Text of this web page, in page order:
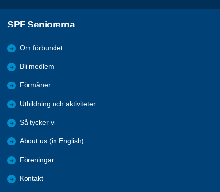
SPF Seniorerna
Om förbundet
Bli medlem
Förmåner
Utbildning och aktiviteter
Så tycker vi
About us (in English)
Föreningar
Kontakt